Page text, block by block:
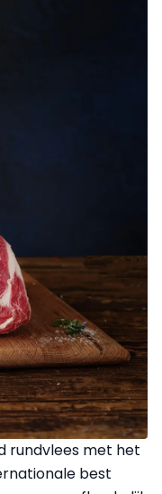
rundvlees met het
best